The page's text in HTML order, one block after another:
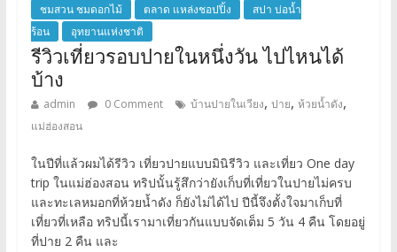
ชมสวน ชมดอกไม้ ตลาด แหล่งชอปปิ้ง
สปา บ่อน้ำ
ร้อน
อุทยานแห่งชาติ
รีวิวเที่ยวรอบปายในหนึ่งวัน ไปไหนได้
บ้าง
admin 0 Comment บ้านปายในเวียง, ปาย, ห้วยน้ำดัง,
แม่ฮ่องสอน
ในปีที่แล้วผมได้รีวิว เที่ยวปายแบบมินิรีวิว และเที่ยว One day
trip ในแม่ฮ่องสอน ทริปนั้นรู้สึกว่ายังเก็บที่เที่ยวในปายไม่ครบ
และทะเลหมอกที่ห้วยน้ำดัง ก็ยังไม่ได้ไป ปีนี้จึงตั้งใจมาเก็บที่
เที่ยวที่เหลือ ทริปนี้เรามาเที่ยวกันแบบจัดเต็ม 5 วัน 4 คืน โดยอยู่
ที่ปาย 2 คืน และ